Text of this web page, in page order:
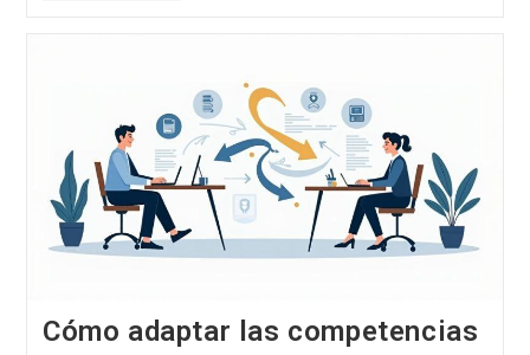
Vacantes
Antes
De
Que
Se
Publiquen
Oficialmente
Cómo adaptar las competencias